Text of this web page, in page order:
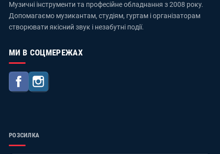
Музичні інструменти та професійне обладнання з 2008 року.
Допомагаємо музикантам, студіям, гуртам і організаторам
створювати якісний звук і незабутні події.
МИ В СОЦМЕРЕЖАХ
Facebook
РОЗСИЛКА